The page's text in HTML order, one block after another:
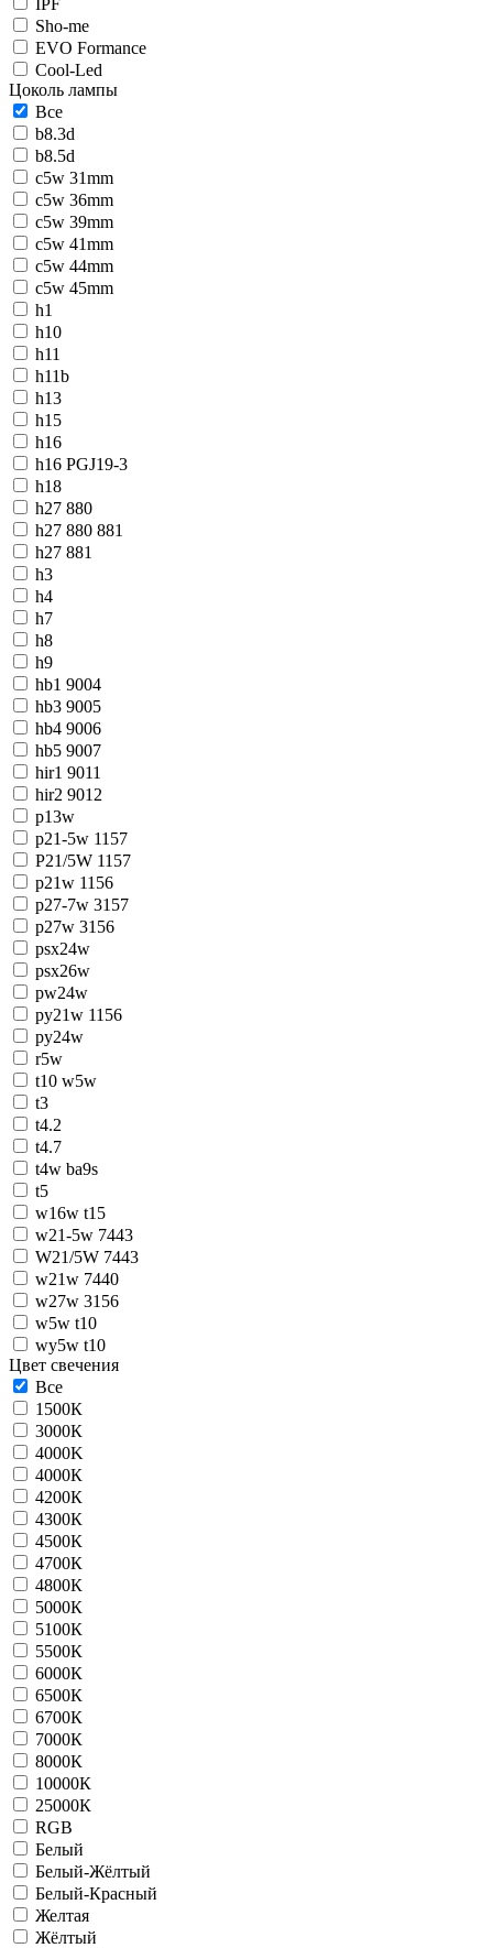
IPF
Sho-me
EVO Formance
Cool-Led
Цоколь лампы
Все
b8.3d
b8.5d
c5w 31mm
c5w 36mm
c5w 39mm
c5w 41mm
c5w 44mm
c5w 45mm
h1
h10
h11
h11b
h13
h15
h16
h16 PGJ19-3
h18
h27 880
h27 880 881
h27 881
h3
h4
h7
h8
h9
hb1 9004
hb3 9005
hb4 9006
hb5 9007
hir1 9011
hir2 9012
p13w
p21-5w 1157
P21/5W 1157
p21w 1156
p27-7w 3157
p27w 3156
psx24w
psx26w
pw24w
py21w 1156
py24w
r5w
t10 w5w
t3
t4.2
t4.7
t4w ba9s
t5
w16w t15
w21-5w 7443
W21/5W 7443
w21w 7440
w27w 3156
w5w t10
wy5w t10
Цвет свечения
Все
1500К
3000К
4000K
4000К
4200К
4300К
4500К
4700К
4800К
5000К
5100К
5500К
6000К
6500К
6700К
7000К
8000К
10000К
25000К
RGB
Белый
Белый-Жёлтый
Белый-Красный
Желтая
Жёлтый